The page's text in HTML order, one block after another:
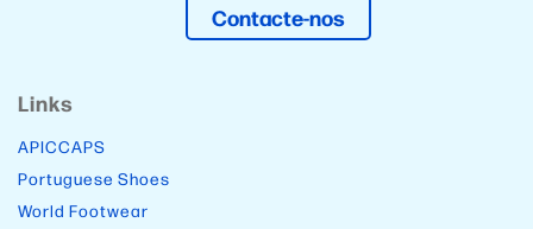
Contacte-nos
Links
APICCAPS
Portuguese Shoes
World Footwear